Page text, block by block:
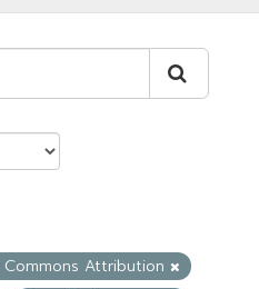
Attribution